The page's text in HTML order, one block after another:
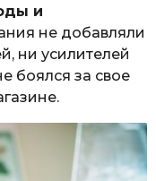
и
не добавляли
ни усилителей
боялся за свое